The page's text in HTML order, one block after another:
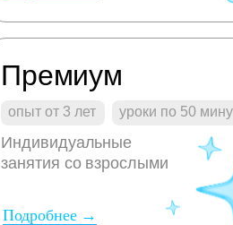
Премиум
опыт от 3 лет уроки по 50
Индивидуальные
занятия со взрослыми
Подробнее →